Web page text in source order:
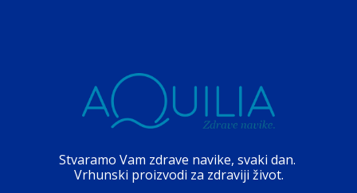
Stvaramo Vam zdrave navike, svaki dan.
Vrhunski proizvodi za zdraviji život.